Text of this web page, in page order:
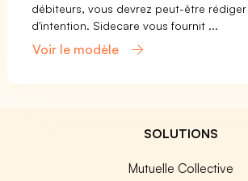
débiteurs, vous devrez peut-être
d'intention. Sidecare vous fournit ...
Voir le modèle
SOLUTIONS
Mutuelle Collective